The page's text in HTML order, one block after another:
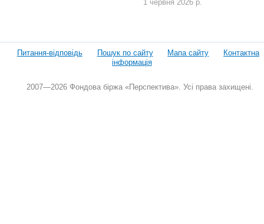
1 червня 2026 р.
Питання-відповідь Пошук по сайту Мапа сайту
Контактна
інформація
2007—2026 Фондова біржа «Перспектива». Усі права захищені.